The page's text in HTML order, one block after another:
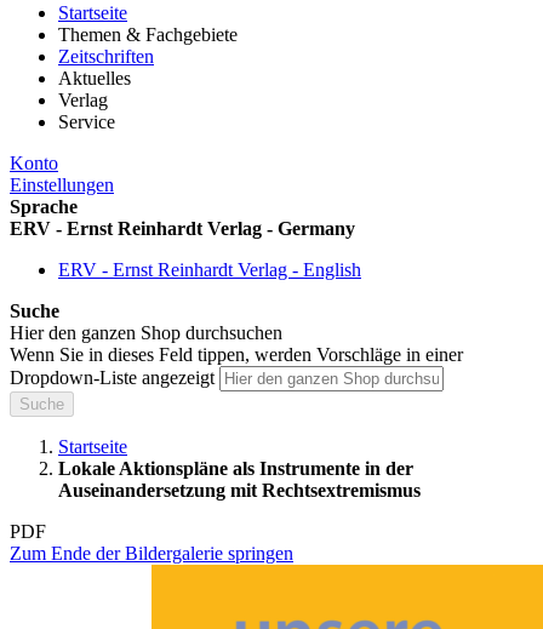
Startseite
Themen & Fachgebiete
Zeitschriften
Aktuelles
Verlag
Service
Konto
Einstellungen
Sprache
ERV - Ernst Reinhardt Verlag - Germany
ERV - Ernst Reinhardt Verlag - English
Suche
Hier den ganzen Shop durchsuchen
Wenn Sie in dieses Feld tippen, werden Vorschläge in einer
Dropdown-Liste angezeigt
Suche
Startseite
Lokale Aktionspläne als Instrumente in der
Auseinandersetzung mit Rechtsextremismus
PDF
Zum Ende der Bildergalerie springen